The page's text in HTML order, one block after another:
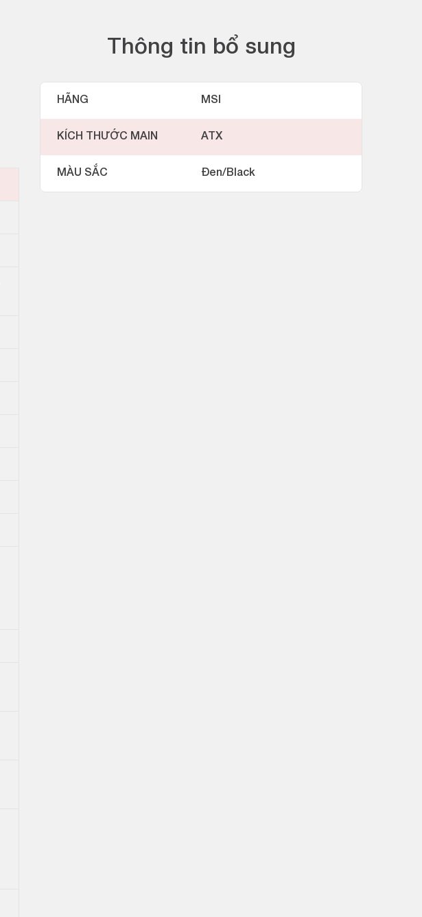
Thông tin bổ sung
HÃNG MSI
KÍCH THƯỚC MAIN ATX
MÀU SẮC Đen/Black